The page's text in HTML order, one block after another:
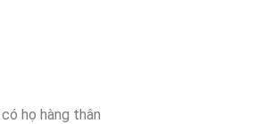
họ hàng thân